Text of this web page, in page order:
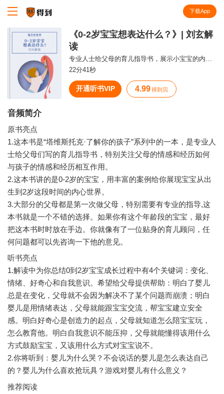
下载App
《0-2岁宝宝想表达什么？》| 刘玄解
读
专业人士给父母的育儿指导书，展示小宝宝的内心世界。
22分41秒
开通听书VIP 4.99 得到贝
音频简介
原书亮点
1.这本书是“塔维斯托克·了解你的孩子”系列中的一本，是专业人
士给父母们写的育儿指导书，特别关注父母的情感和经历如何
与孩子的情感和经历相互作用。
2.这本书讲的是0-2岁的宝宝，用丰富的案例给你展现宝宝从出
生到2岁这段时间的内心世界。
3.大部分的父母都是第一次做父母，特别需要有专业的指导,这
本书就是一个不错的选择。如果你有这个年龄段的宝宝，最好
把这本书时时放在手边。你就像有了一位贴身的育儿顾问，任
听书亮点
1.解读中为你总结0到2岁宝宝成长过程中有4个关键词：变化、
情绪、好奇心和自我意识。希望给父母提供帮助：明白了婴儿
总是在变化，父母就不会因为解决不了某个问题而崩溃；明白
婴儿是用情绪表达，父母就能跟宝宝交流，帮宝宝建立安全
感。明白好奇心是创造力的起点，父母就知道怎么陪宝宝玩，
怎么教育他。明白自我意识不能压抑，父母就能懂得该用什么
方式鼓励宝宝，又该用什么方式对宝宝说不。
2.你将听到：婴儿为什么哭？不会说话的婴儿是怎么表达自己
推荐阅读